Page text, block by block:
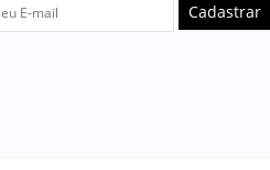
Cadastrar